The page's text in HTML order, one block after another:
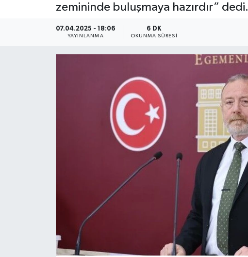
zemininde buluşmaya hazırdır” dedi.
07.04.2025 - 18:06
YAYINLANMA
6 DK
OKUNMA SÜRESI